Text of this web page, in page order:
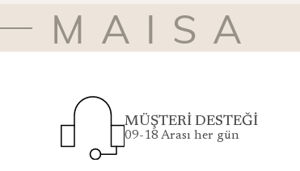
MAISA
MÜŞTERİ DESTEĞİ
09-18 Arası her gün